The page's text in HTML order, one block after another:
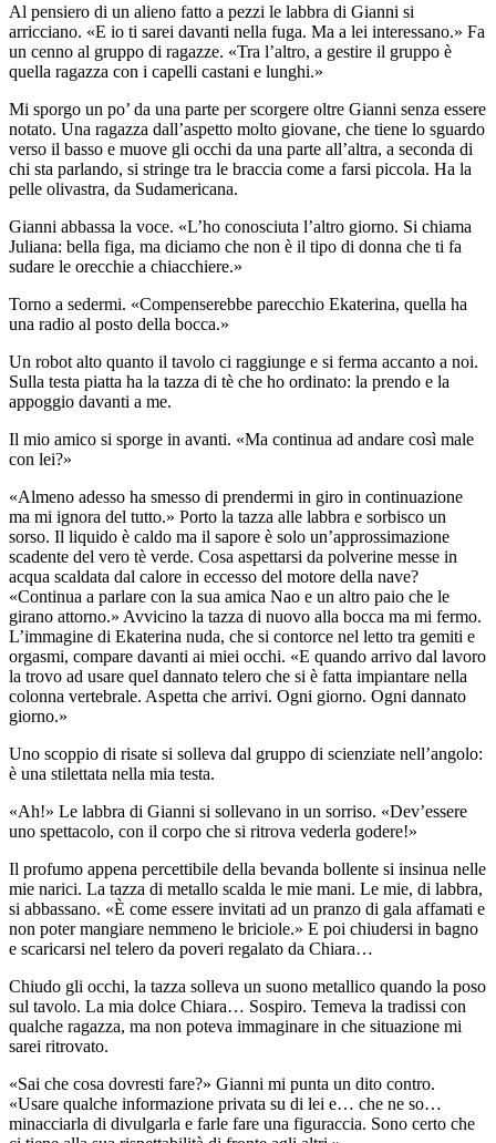
Al pensiero di un alieno fatto a pezzi le labbra di Gianni si
arricciano. «E io ti sarei davanti nella fuga. Ma a lei interessano.» Fa
un cenno al gruppo di ragazze. «Tra l’altro, a gestire il gruppo è
quella ragazza con i capelli castani e lunghi.»
Mi sporgo un po’ da una parte per scorgere oltre Gianni senza essere
notato. Una ragazza dall’aspetto molto giovane, che tiene lo sguardo
verso il basso e muove gli occhi da una parte all’altra, a seconda di
chi sta parlando, si stringe tra le braccia come a farsi piccola. Ha la
pelle olivastra, da Sudamericana.
Gianni abbassa la voce. «L’ho conosciuta l’altro giorno. Si chiama
Juliana: bella figa, ma diciamo che non è il tipo di donna che ti fa
sudare le orecchie a chiacchiere.»
Torno a sedermi. «Compenserebbe parecchio Ekaterina, quella ha
una radio al posto della bocca.»
Un robot alto quanto il tavolo ci raggiunge e si ferma accanto a noi.
Sulla testa piatta ha la tazza di tè che ho ordinato: la prendo e la
appoggio davanti a me.
Il mio amico si sporge in avanti. «Ma continua ad andare così male
con lei?»
«Almeno adesso ha smesso di prendermi in giro in continuazione
ma mi ignora del tutto.» Porto la tazza alle labbra e sorbisco un
sorso. Il liquido è caldo ma il sapore è solo un’approssimazione
scadente del vero tè verde. Cosa aspettarsi da polverine messe in
acqua scaldata dal calore in eccesso del motore della nave?
«Continua a parlare con la sua amica Nao e un altro paio che le
girano attorno.» Avvicino la tazza di nuovo alla bocca ma mi fermo.
L’immagine di Ekaterina nuda, che si contorce nel letto tra gemiti e
orgasmi, compare davanti ai miei occhi. «E quando arrivo dal lavoro
la trovo ad usare quel dannato telero che si è fatta impiantare nella
colonna vertebrale. Aspetta che arrivi. Ogni giorno. Ogni dannato
giorno.»
Uno scoppio di risate si solleva dal gruppo di scienziate nell’angolo:
è una stilettata nella mia testa.
«Ah!» Le labbra di Gianni si sollevano in un sorriso. «Dev’essere
uno spettacolo, con il corpo che si ritrova vederla godere!»
Il profumo appena percettibile della bevanda bollente si insinua nelle
mie narici. La tazza di metallo scalda le mie mani. Le mie, di labbra,
si abbassano. «È come essere invitati ad un pranzo di gala affamati e
non poter mangiare nemmeno le briciole.» E poi chiudersi in bagno
e scaricarsi nel telero da poveri regalato da Chiara…
Chiudo gli occhi, la tazza solleva un suono metallico quando la poso
sul tavolo. La mia dolce Chiara… Sospiro. Temeva la tradissi con
qualche ragazza, ma non poteva immaginare in che situazione mi
sarei ritrovato.
«Sai che cosa dovresti fare?» Gianni mi punta un dito contro.
«Usare qualche informazione privata su di lei e… che ne so…
minacciarla di divulgarla e farle fare una figuraccia. Sono certo che